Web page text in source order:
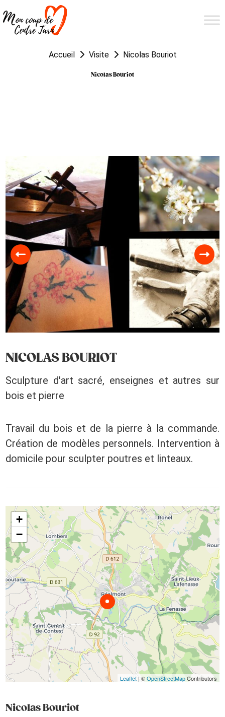
Accueil Visite Nicolas Bouriot
Nicolas Bouriot
NICOLAS BOURIOT
Sculpture d'art sacré, enseignes et autres sur
bois et pierre
Travail du bois et de la pierre à la commande.
Création de modèles personnels. Intervention à
domicile pour sculpter poutres et linteaux.
+
−
Leaflet| ©OpenStreetMapContributors
Nicolas Bouriot